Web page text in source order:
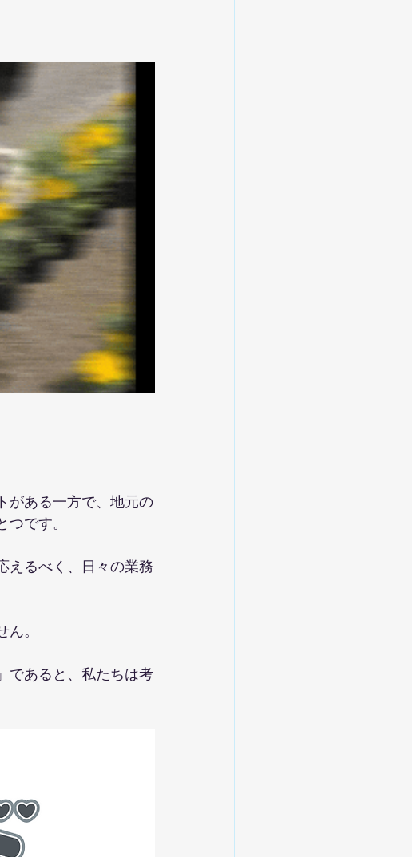
がある一方で、地元の
です。
えるべく、日々の業務
。
であると、私たちは考